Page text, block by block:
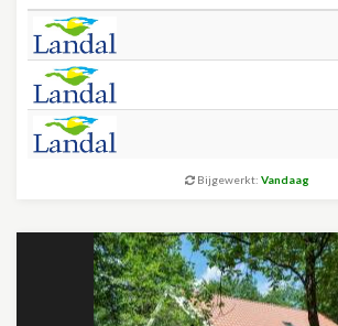
Bijgewerkt: Vandaag